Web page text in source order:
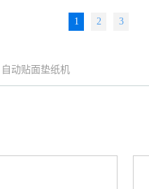
1 2 3
自动贴面垫纸机